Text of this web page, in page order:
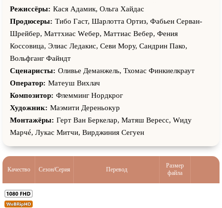
Бамшад Абеди-Амин, Бехи Джанати Атаи, Димитрис
Ксанопулос, Никос Зегиноглу, Оливье Рабурден, Рамин
Яздани, Давид Ротт, Малик Кадду, Валентина Черви, Хади
Ханъянпур, Шейн Вудворд, Дафна Александр, Панос
Коронис, Дункан Скиннер, Этьен Гиллу-Керверн, Йоргос
Карамихос, Мэттью Геци, Люк Стратт-МакКлюр, Антонис
Циоциопулос, Майкл Дукакис, Электра Сарри
Режиссёры: Кася Адамик, Ольга Хайдас
Продюсеры: Тибо Гаст, Шарлотта Ортиз, Фабьен Серван-
Шрейбер, Маттхиас Wебер, Маттиас Вебер, Фения
Коссовица, Элиас Ледакис, Севи Мору, Сандрин Пако,
Вольфганг Файндт
Сценаристы: Оливье Деманжель, Тхомас Финкиелкраут
Оператор: Матеуш Вихлач
Композитор: Флемминг Нордкрог
Художник: Маэмити Дереньокур
Монтажёры: Герт Ван Беркелар, Матяш Вересс, Wидy
Марчé, Лукас Митчи, Вирджиния Сегуен
Качество Сезон/Серия Перевод
Размер
файла